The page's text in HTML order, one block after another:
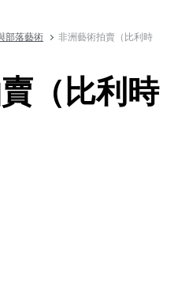
部落藝術
非洲藝術拍賣（比利時
（比利時